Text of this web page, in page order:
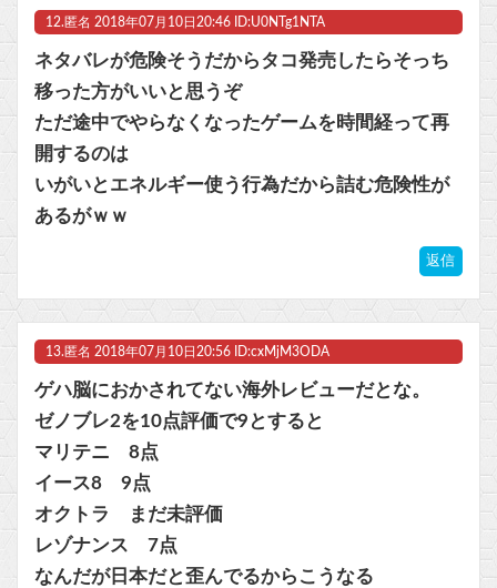
12. 匿名 2018年07月10日20:46 ID:U0NTg1NTA
ネタバレが危険そうだからタコ発売したらそっち
移った方がいいと思うぞ
ただ途中でやらなくなったゲームを時間経って再
開するのは
いがいとエネルギー使う行為だから詰む危険性が
あるがｗｗ
返信
13. 匿名 2018年07月10日20:56 ID:cxMjM3ODA
ゲハ脳におかされてない海外レビューだとな。
ゼノブレ2を10点評価で9とすると
マリテニ 8点
イース8 9点
オクトラ まだ未評価
レゾナンス 7点
なんだが日本だと歪んでるからこうなる